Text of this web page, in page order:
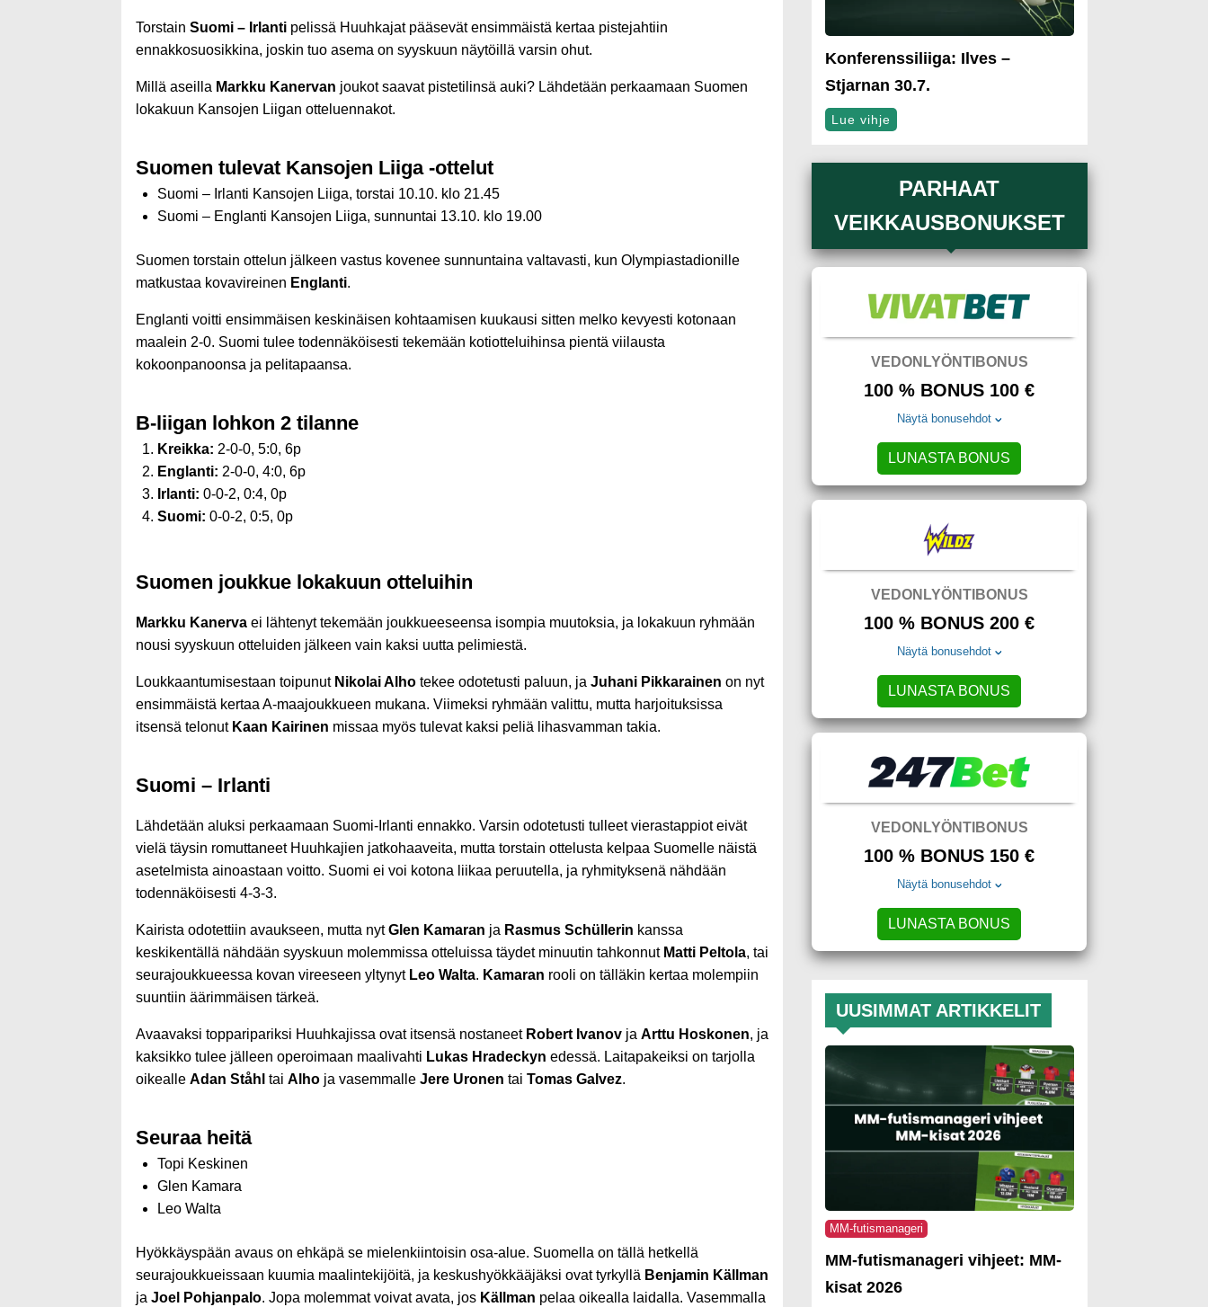
Torstain Suomi – Irlantipelissä Huuhkajat pääsevät ensimmäistä kertaa pistejahtiin
ennakkosuosikkina, joskin tuo asema on syyskuun näytöillä varsin ohut.
Millä aseilla Markku Kanervan joukot saavat pistetilinsä auki? Lähdetään perkaamaan Suomen
lokakuun Kansojen Liigan otteluennakot.
Suomen tulevat Kansojen Liiga -ottelut
Suomi – Irlanti Kansojen Liiga, torstai 10.10. klo 21.45
Suomi – Englanti Kansojen Liiga, sunnuntai 13.10. klo 19.00
Suomen torstain ottelun jälkeen vastus kovenee sunnuntaina valtavasti, kun Olympiastadionille
matkustaa kovavireinen Englanti.
Englanti voitti ensimmäisen keskinäisen kohtaamisen kuukausi sitten melko kevyesti kotonaan
maalein 2-0. Suomi tulee todennäköisesti tekemään kotiotteluihinsa pientä viilausta
kokoonpanoonsa ja pelitapaansa.
B-liigan lohkon 2 tilanne
Kreikka: 2-0-0, 5:0, 6p
Englanti: 2-0-0, 4:0, 6p
Irlanti: 0-0-2, 0:4, 0p
Suomi: 0-0-2, 0:5, 0p
Suomen joukkue lokakuun otteluihin
Markku Kanervaei lähtenyt tekemään joukkueeseensa isompia muutoksia, ja lokakuun ryhmään
nousi syyskuun otteluiden jälkeen vain kaksi uutta pelimiestä.
Loukkaantumisestaan toipunut Nikolai Alhotekee odotetusti paluun, ja Juhani Pikkarainen on nyt
ensimmäistä kertaa A-maajoukkueen mukana. Viimeksi ryhmään valittu, mutta harjoituksissa
itsensä telonut Kaan Kairinen missaa myös tulevat kaksi peliä lihasvamman takia.
Suomi – Irlanti
Lähdetään aluksi perkaamaan Suomi-Irlanti ennakko. Varsin odotetusti tulleet vierastappiot eivät
vielä täysin romuttaneet Huuhkajien jatkohaaveita, mutta torstain ottelusta kelpaa Suomelle näistä
asetelmista ainoastaan voitto. Suomi ei voi kotona liikaa peruutella, ja ryhmityksenä nähdään
todennäköisesti 4-3-3.
Kairista odotettiin avaukseen, mutta nytGlen Kamaran ja Rasmus Schüllerin kanssa
keskikentällä nähdään syyskuun molemmissa otteluissa täydet minuutin tahkonnut Matti Peltola, tai
seurajoukkueessa kovan vireeseen yltynyt Leo Walta. Kamaran rooli on tälläkin kertaa molempiin
suuntiin äärimmäisen tärkeä.
Avaavaksi topparipariksi Huuhkajissa ovat itsensä nostaneet Robert Ivanovja Arttu Hoskonen, ja
kaksikko tulee jälleen operoimaan maalivahti Lukas Hradeckyn edessä. Laitapakeiksi on tarjolla
oikealle Adan Ståhl tai Alhoja vasemmalle Jere Uronen tai Tomas Galvez.
Seuraa heitä
Topi Keskinen
Glen Kamara
Leo Walta
Hyökkäyspään avaus on ehkäpä se mielenkiintoisin osa-alue. Suomella on tällä hetkellä
seurajoukkueissaan kuumia maalintekijöitä, ja keskushyökkääjäksi ovat tyrkyllä Benjamin Källman
ja Joel Pohjanpalo. Jopa molemmat voivat avata, jos Källman pelaa oikealla laidalla. Vasemmalla
Konferenssiliiga: Ilves –
Stjarnan 30.7.
Lue vihje
PARHAAT
VEIKKAUSBONUKSET
VEDONLYÖNTIBONUS
100 % BONUS 100 €
Näytä bonusehdot
LUNASTA BONUS
VEDONLYÖNTIBONUS
100 % BONUS 200 €
Näytä bonusehdot
LUNASTA BONUS
VEDONLYÖNTIBONUS
100 % BONUS 150 €
Näytä bonusehdot
LUNASTA BONUS
UUSIMMAT ARTIKKELIT
MM-futismanageri
MM-futismanageri vihjeet: MM-
kisat 2026